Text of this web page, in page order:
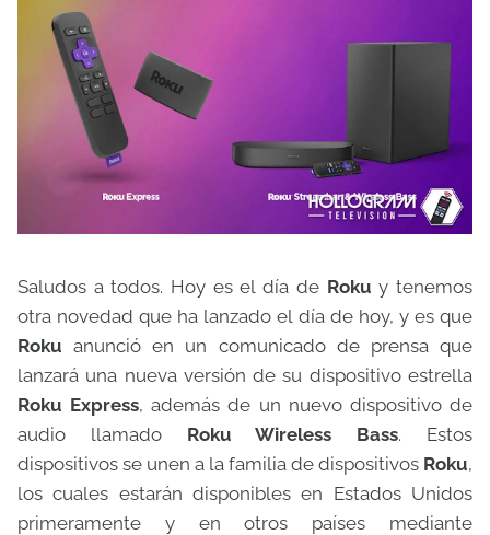
Saludos a todos. Hoy es el día de Roku y tenemos
otra novedad que ha lanzado el día de hoy, y es que
Roku anunció en un comunicado de prensa que
lanzará una nueva versión de su dispositivo estrella
Roku Express, además de un nuevo dispositivo de
audio llamado Roku Wireless Bass. Estos
dispositivos se unen a la familia de dispositivos Roku,
los cuales estarán disponibles en Estados Unidos
primeramente y en otros países mediante